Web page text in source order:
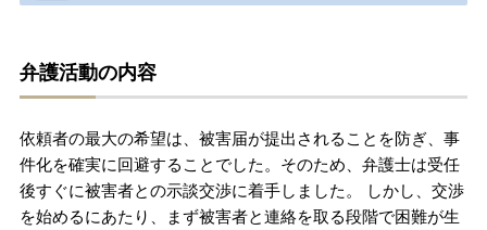
弁護活動の内容
依頼者の最大の希望は、被害届が提出されることを防ぎ、事
件化を確実に回避することでした。そのため、弁護士は受任
後すぐに被害者との示談交渉に着手しました。 しかし、交渉
を始めるにあたり、まず被害者と連絡を取る段階で困難が生